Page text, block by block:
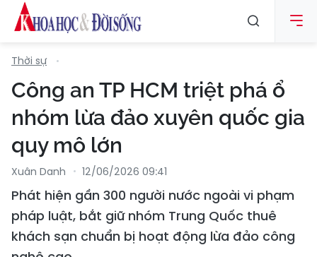
Thời sự
Công an TP HCM triệt phá ổ
nhóm lừa đảo xuyên quốc gia
quy mô lớn
Xuân Danh 12/06/2026 09:41
Phát hiện gần 300 người nước ngoài vi phạm
pháp luật, bắt giữ nhóm Trung Quốc thuê
khách sạn chuẩn bị hoạt động lừa đảo công